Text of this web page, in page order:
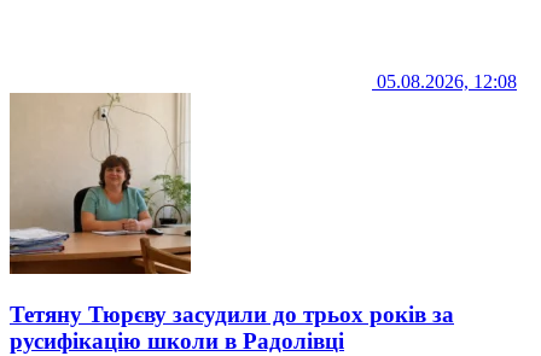
05.08.2026, 12:08
Тетяну Тюрєву засудили до трьох років за
русифікацію школи в Радолівці